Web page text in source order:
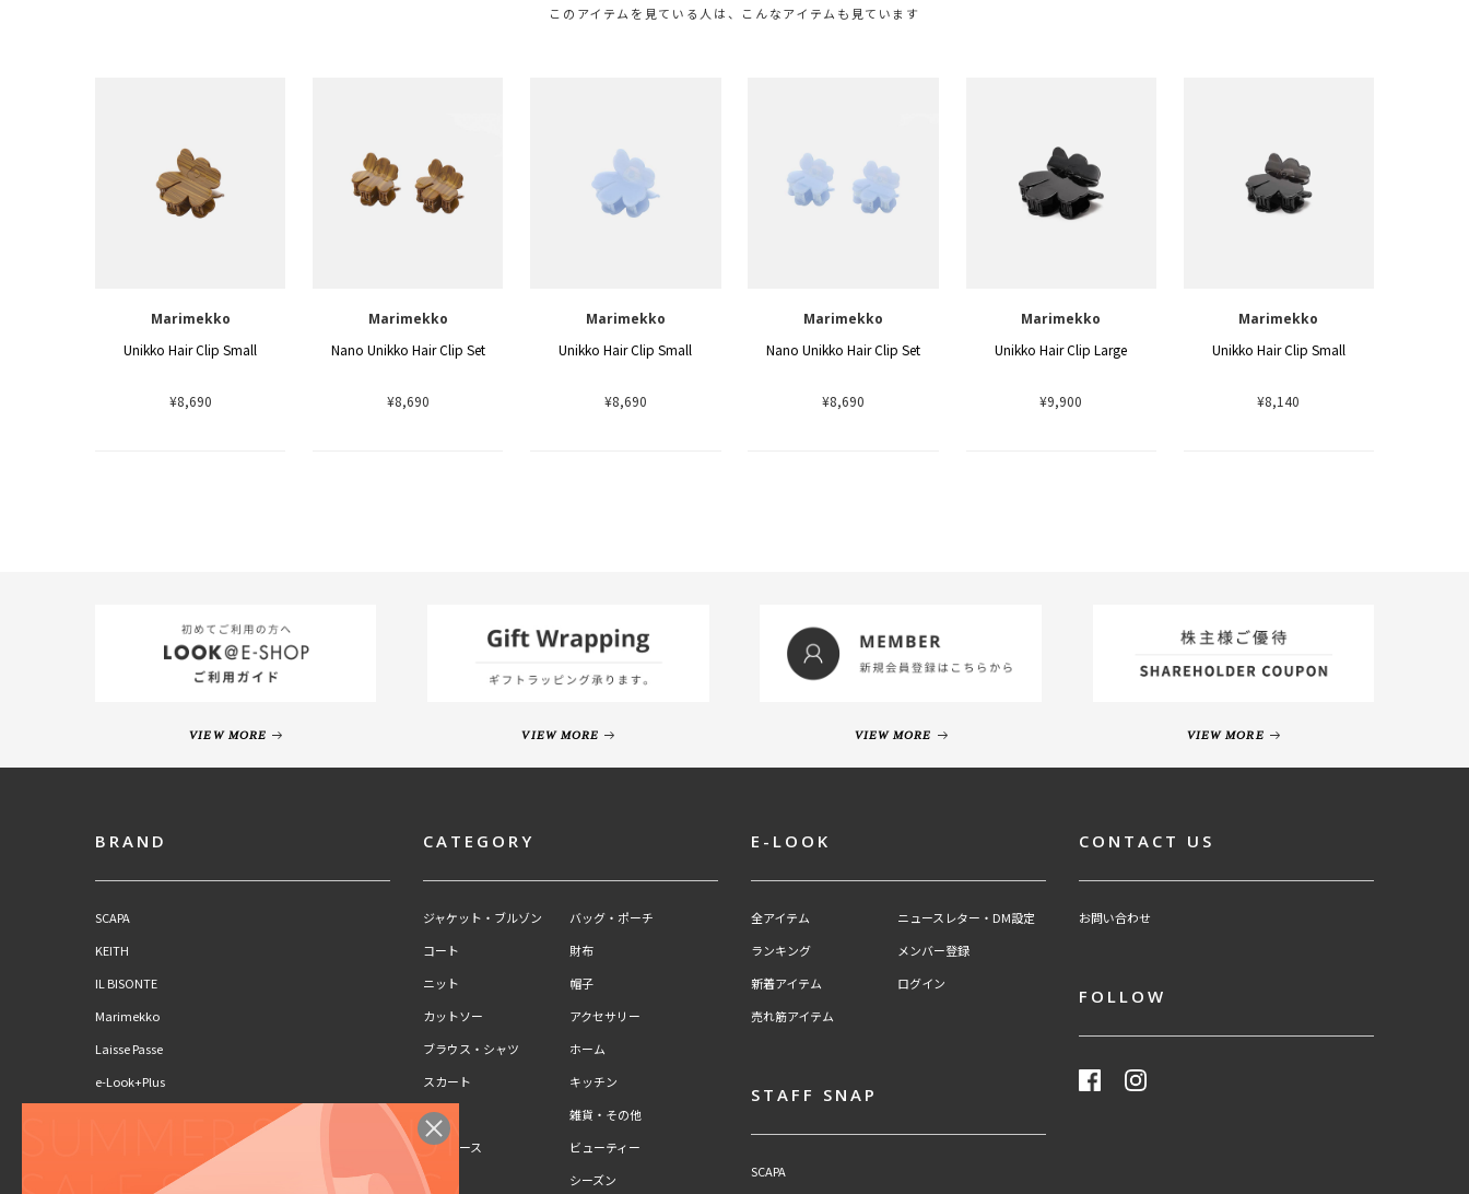
このアイテムを見ている人は、こんなアイテムも見ています
Marimekko
Unikko Hair Clip Small
¥8,690
Marimekko
Nano Unikko Hair Clip Set
¥8,690
Marimekko
Unikko Hair Clip Small
¥8,690
Marimekko
Nano Unikko Hair Clip Set
¥8,690
Marimekko
Unikko Hair Clip Large
¥9,900
Marimekko
Unikko Hair Clip Small
¥8,140
VIEW MORE VIEW MORE VIEW MORE VIEW MORE
BRAND
SCAPA
KEITH
IL BISONTE
Marimekko
Laisse Passe
e-Look+Plus
KEITH Lサイズ
CATEGORY
ジャケット・ブルゾン
コート
ニット
カットソー
ブラウス・シャツ
スカート
パンツ
ワンピース
キッズ
バッグ・ポーチ
財布
帽子
アクセサリー
ホーム
キッチン
雑貨・その他
ビューティー
シーズン
E-LOOK
全アイテム
ランキング
新着アイテム
売れ筋アイテム
ニュースレター・DM設定
メンバー登録
ログイン
CONTACT US
お問い合わせ
FOLLOW
STAFF SNAP
SCAPA